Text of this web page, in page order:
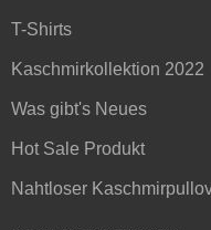
T-Shirts
Kaschmirkollektion 2022
Was gibt's Neues
Hot Sale Produkt
Nahtloser